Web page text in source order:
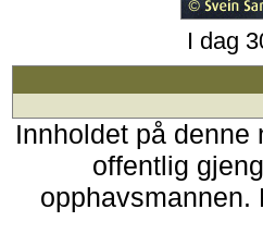
I dag
Innholdet på
offentlig
opphavsmannen.